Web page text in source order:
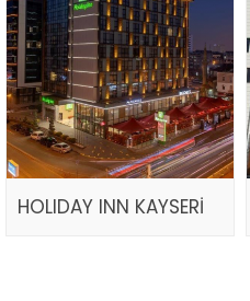
HOLIDAY INN KAYSERİ